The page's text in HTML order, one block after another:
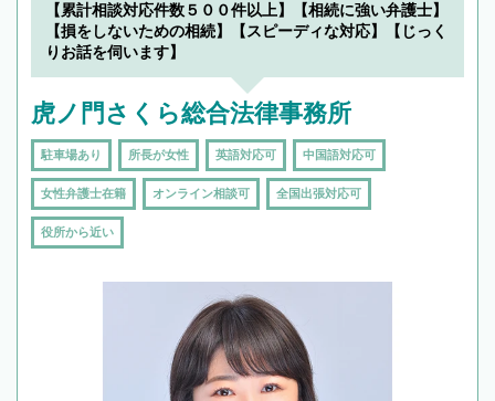
【累計相談対応件数５００件以上】【相続に強い弁護士】
【損をしないための相続】【スピーディな対応】【じっく
りお話を伺います】
虎ノ門さくら総合法律事務所
駐車場あり 所長が女性 英語対応可 中国語対応可
女性弁護士在籍 オンライン相談可 全国出張対応可
役所から近い